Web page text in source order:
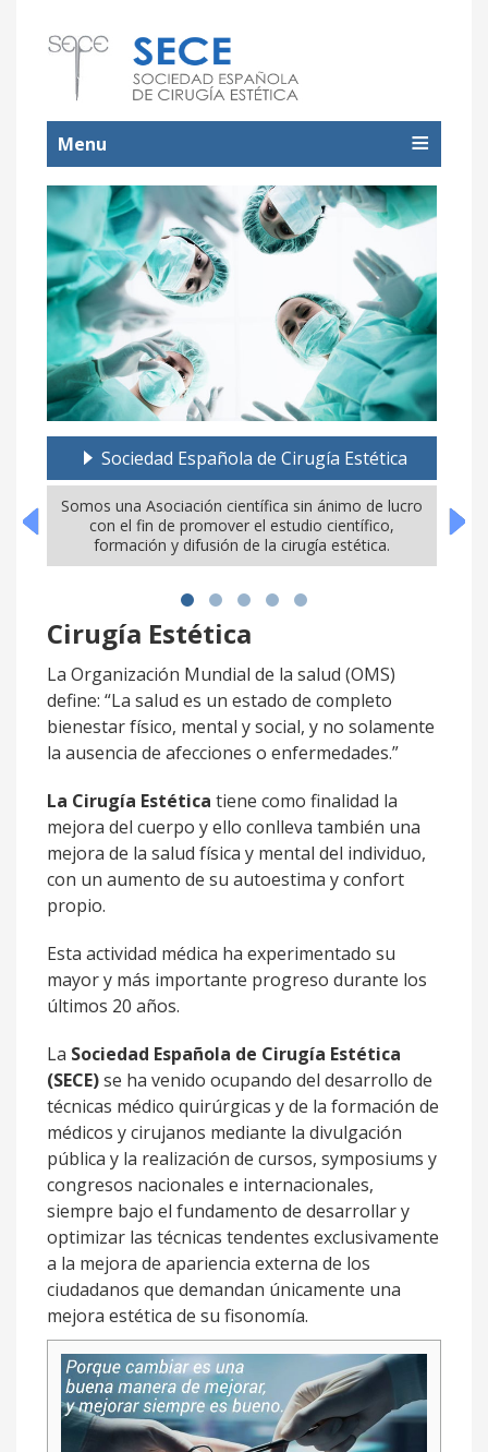
Menu
Sociedad Española de Cirugía Estética
Somos una Asociación científica sin ánimo de lucro
con el fin de promover el estudio científico,
formación y difusión de la cirugía estética.
En
Cirugía Estética
La Organización Mundial de la salud (OMS)
define: “La salud es un estado de completo
bienestar físico, mental y social, y no solamente
la ausencia de afecciones o enfermedades.”
La Cirugía Estética tiene como finalidad la
mejora del cuerpo y ello conlleva también una
mejora de la salud física y mental del individuo,
con un aumento de su autoestima y confort
propio.
Esta actividad médica ha experimentado su
mayor y más importante progreso durante los
últimos 20 años.
La Sociedad Española de Cirugía Estética
(SECE)se ha venido ocupando del desarrollo de
técnicas médico quirúrgicas y de la formación de
médicos y cirujanos mediante la divulgación
pública y la realización de cursos, symposiums y
congresos nacionales e internacionales,
siempre bajo el fundamento de desarrollar y
optimizar las técnicas tendentes exclusivamente
a la mejora de apariencia externa de los
ciudadanos que demandan únicamente una
mejora estética de su fisonomía.